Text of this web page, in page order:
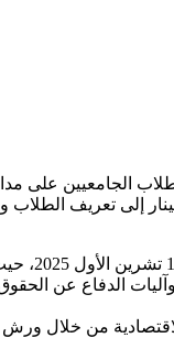
الجامعيين على
إلى تعريف الطلاب
ويقام
وآليات الدفاع عن